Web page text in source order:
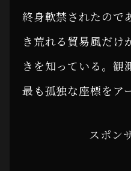
終身軟禁されたので
き荒れる貿易風だけ
きを知っている。観
最も孤独な座標をア
スポン